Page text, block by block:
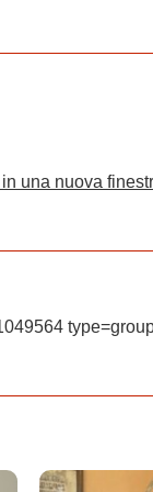
una nuova